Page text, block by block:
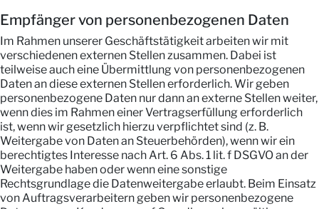
Empfänger von personenbezogenen Daten
Im Rahmen unserer Geschäftstätigkeit arbeiten wir mit
verschiedenen externen Stellen zusammen. Dabei ist
teilweise auch eine Übermittlung von personenbezogenen
Daten an diese externen Stellen erforderlich. Wir geben
personenbezogene Daten nur dann an externe Stellen weiter,
wenn dies im Rahmen einer Vertragserfüllung erforderlich
ist, wenn wir gesetzlich hierzu verpflichtet sind (z. B.
Weitergabe von Daten an Steuerbehörden), wenn wir ein
berechtigtes Interesse nach Art. 6 Abs. 1 lit. f DSGVO an der
Weitergabe haben oder wenn eine sonstige
Rechtsgrundlage die Datenweitergabe erlaubt. Beim Einsatz
von Auftragsverarbeitern geben wir personenbezogene